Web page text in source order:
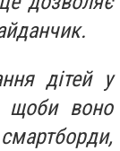
дітей у
щоби воно